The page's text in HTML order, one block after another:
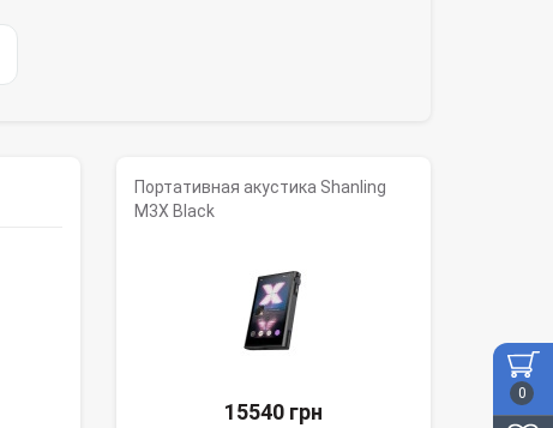
0
Портативная акустика Shanling
M3X Black
15540 грн